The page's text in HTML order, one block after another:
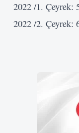
2022 /1. Çeyrek:
2022 /2. Çeyrek: